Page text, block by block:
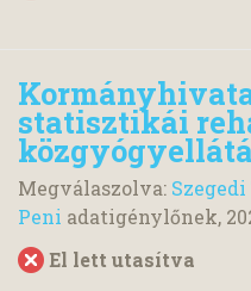
statisztikái
Megválaszolva:
Peni adatigénylőnek,
El lett utasítva